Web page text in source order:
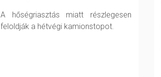
A hőségriasztás miatt részlegesen
feloldják a hétvégi kamionstopot.